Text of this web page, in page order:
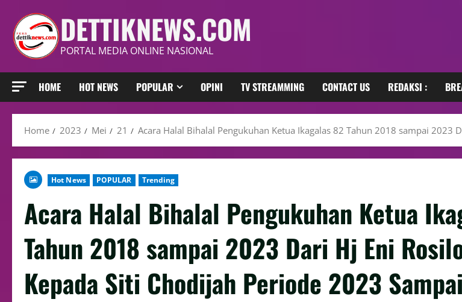
DETTIKNEWS.COM
PORTAL MEDIA ONLINE NASIONAL
HOME HOT NEWS POPULAR OPINI TV STREAMMING CONTACT US REDAKSI :
Home 2023 Mei 21 Acara Halal Bihalal Pengukuhan Ketua Ikagalas 82 Tahun 2018 sampai
Hot News POPULAR Trending
Acara Halal Bihalal Pengukuhan Ketua
Tahun 2018 sampai 2023 Dari Hj Eni
Kepada Siti Chodijah Periode 2023